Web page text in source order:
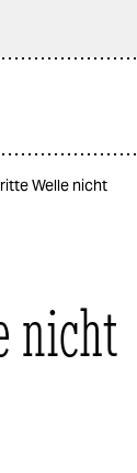
Welle nicht
nicht